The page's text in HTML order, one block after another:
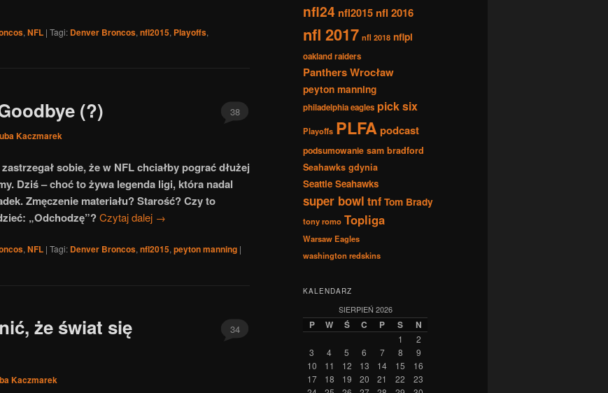
, NFL | Tagi: Denver Broncos, nfl2015, Playoffs,
(?)
Kaczmarek
38
sobie, że w NFL chciałby pograć dłużej
Dziś – choć to żywa legenda ligi, która nadal
Zmęczenie materiału? Starość? Czy to
„Odchodzę”?Czytaj dalej →
, NFL | Tagi: Denver Broncos, nfl2015, peyton manning |
że świat się
Kaczmarek
34
nfl24 nfl2015 nfl 2016
nfl 2017 nfl 2018 nflpl
oakland raiders
Panthers Wrocław
peyton manning
philadelphia eagles pick six
Playoffs PLFApodcast
podsumowanie sam bradford
Seahawks gdynia
Seattle Seahawks
super bowl tnf Tom Brady
tony romo Topliga
Warsaw Eagles
washington redskins
KALENDARZ
SIERPIEŃ 2026
P W Ś C P S N
1
2
3
4 5 6 7 8
9
10
11 12 13 14 15
16
17
18 19 20 21 22
23